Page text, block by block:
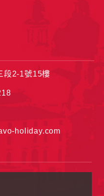
段2-1號15樓
holiday.com